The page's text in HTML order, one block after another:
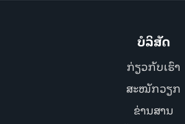
ບໍລິສັດ
ກ່ຽວກັບເຮົາ
ສະໝັກວຽກ
ຂ່ານສານ